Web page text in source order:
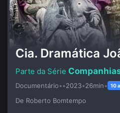
Cia. Dramática
Documentário••2023•26min• 10
De Roberto Bomtempo